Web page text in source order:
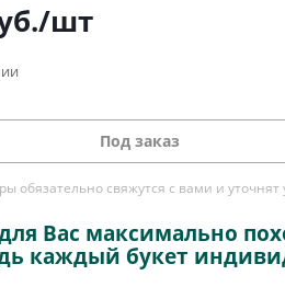
/шт
Под заказ
обязательно свяжутся с вами и уточнят
Вас максимально
каждый букет